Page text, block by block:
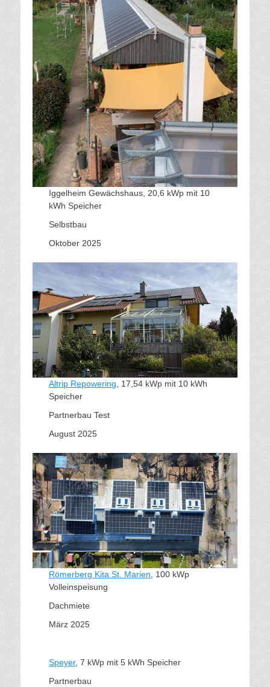
Iggelheim Gewächshaus, 20,6 kWp mit 10
kWh Speicher
Selbstbau
Oktober 2025
Altrip Repowering , 17,54 kWp mit 10 kWh
Speicher
Partnerbau Test
August 2025
Römerberg Kita St. Marien , 100 kWp
Volleinspeisung
Dachmiete
März 2025
Speyer, 7 kWp mit 5 kWh Speicher
Partnerbau